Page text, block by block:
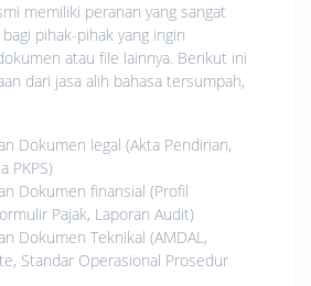
memiliki peranan yang sangat
pihak-pihak yang ingin
atau file lainnya. Berikut ini
dari jasa alih bahasa tersumpah,
Dokumen legal (Akta Pendirian,
PKPS)
Dokumen finansial (Profil
Pajak, Laporan Audit)
Dokumen Teknikal (AMDAL,
Standar Operasional Prosedur